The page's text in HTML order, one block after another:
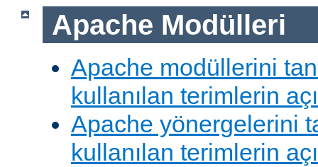
Apache Modülleri
Apache modüllerini
kullanılan terimlerin
Apache yönergelerini
kullanılan terimlerin